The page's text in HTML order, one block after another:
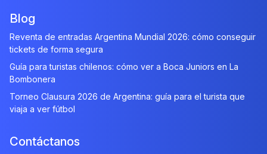
Blog
Reventa de entradas Argentina Mundial 2026: cómo conseguir
tickets de forma segura
Guía para turistas chilenos: cómo ver a Boca Juniors en La
Bombonera
Torneo Clausura 2026 de Argentina: guía para el turista que
viaja a ver fútbol
Contáctanos